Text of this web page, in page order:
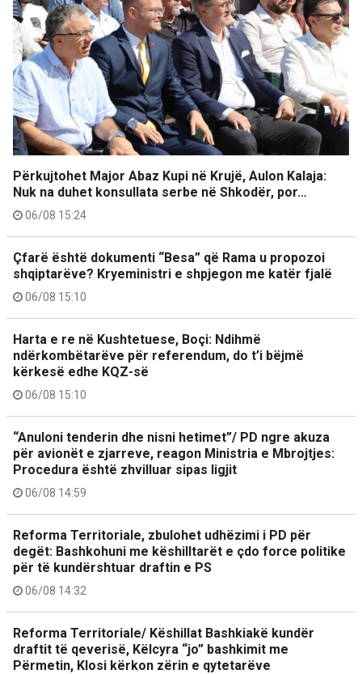
Përkujtohet Major Abaz Kupi në Krujë, Aulon Kalaja:
Nuk na duhet konsullata serbe në Shkodër, por…
06/08 15:24
Çfarë është dokumenti “Besa” që Rama u propozoi
shqiptarëve? Kryeministri e shpjegon me katër fjalë
06/08 15:10
Harta e re në Kushtetuese, Boçi: Ndihmë
ndërkombëtarëve për referendum, do t’i bëjmë
kërkesë edhe KQZ-së
06/08 15:10
“Anuloni tenderin dhe nisni hetimet”/ PD ngre akuza
për avionët e zjarreve, reagon Ministria e Mbrojtjes:
Procedura është zhvilluar sipas ligjit
06/08 14:59
Reforma Territoriale, zbulohet udhëzimi i PD për
degët: Bashkohuni me këshilltarët e çdo force politike
për të kundërshtuar draftin e PS
06/08 14:32
Reforma Territoriale/ Këshillat Bashkiakë kundër
draftit të qeverisë, Këlcyra “jo” bashkimit me
Përmetin, Klosi kërkon zërin e qytetarëve